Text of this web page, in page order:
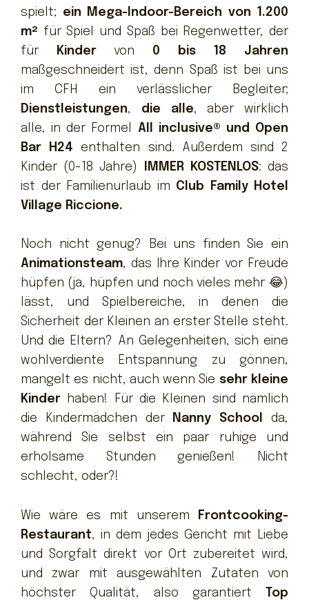
spielt; ein Mega-Indoor-Bereich von 1.200
m² für Spiel und Spaß bei Regenwetter, der
für
Kindervon 0 bis 18 Jahren
maßgeschneidert ist, denn Spaß ist bei uns
im CFH ein verlässlicher Begleiter;
Dienstleistungen, die alle, aber wirklich
alle, in der Formel All inclusive® und Open
Bar H24 enthalten sind. Außerdem sind 2
Kinder (0-18 Jahre)
IMMER KOSTENLOS: das
ist der Familienurlaub im Club Family Hotel
Village Riccione.
Noch nicht genug? Bei uns finden Sie ein
Animationsteam, das Ihre Kinder vor Freude
hüpfen (ja, hüpfen und noch vieles mehr 😂)
lässt, und Spielbereiche, in denen die
Sicherheit der Kleinen an erster Stelle steht.
Und die Eltern? An Gelegenheiten, sich eine
wohlverdiente Entspannung zu gönnen,
mangelt es nicht, auch wenn Sie sehr kleine
Kinder
haben! Für die Kleinen sind nämlich
die Kindermädchen der
Nanny Schoolda,
während Sie selbst ein paar ruhige und
erholsame Stunden genießen! Nicht
schlecht, oder?!
Wie wäre es mit unserem
Frontcooking-
Restaurant, in dem jedes Gericht mit Liebe
und Sorgfalt direkt vor Ort zubereitet wird,
und zwar mit ausgewählten Zutaten von
höchster Qualität, also garantiert
Top